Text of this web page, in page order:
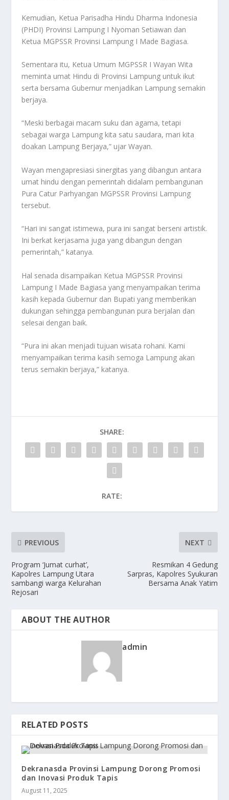
Kemudian, Ketua Parisadha Hindu Dharma Indonesia
(PHDI) Provinsi Lampung I Nyoman Setiawan dan
Ketua MGPSSR Provinsi Lampung I Made Bagiasa.
Sementara itu, Ketua Umum MGPSSR I Wayan Wita
meminta umat Hindu di Provinsi Lampung untuk ikut
serta bersama Gubernur menjadikan Lampung semakin
berjaya.
“Meski berbagai macam suku dan agama, tetapi
sebagai warga Lampung kita satu saudara, mari kita
doakan Lampung Berjaya,” ujar Wayan.
Wayan mengapresiasi sinergitas yang dibangun antara
umat hindu dengan pemerintah didalam pembangunan
Pura Catur Parhyangan MGPSSR Provinsi Lampung
tersebut.
“Hari ini sangat istimewa, pura ini sangat berseni artistik.
Ini berkat kerjasama juga yang dibangun dengan
pemerintah,” katanya.
Hal senada disampaikan Ketua MGPSSR Provinsi
Lampung I Made Bagiasa yang menyampaikan terima
kasih kepada Gubernur dan Bupati yang memberikan
dukungan sehingga pembangunan pura berjalan dan
selesai dengan baik.
“Pura ini akan menjadi tujuan wisata rohani. Kami
menyampaikan terima kasih semoga Lampung akan
terus semakin berjaya,” katanya.
SHARE:
RATE:
PREVIOUS
Program ‘Jumat curhat’,
Kapolres Lampung Utara
sambangi warga Kelurahan
Rejosari
NEXT
Resmikan 4 Gedung
Sarpras, Kapolres Syukuran
Bersama Anak Yatim
ABOUT THE AUTHOR
admin
RELATED POSTS
Dekranasda Provinsi Lampung Dorong Promosi
dan Inovasi Produk Tapis
August 11, 2025